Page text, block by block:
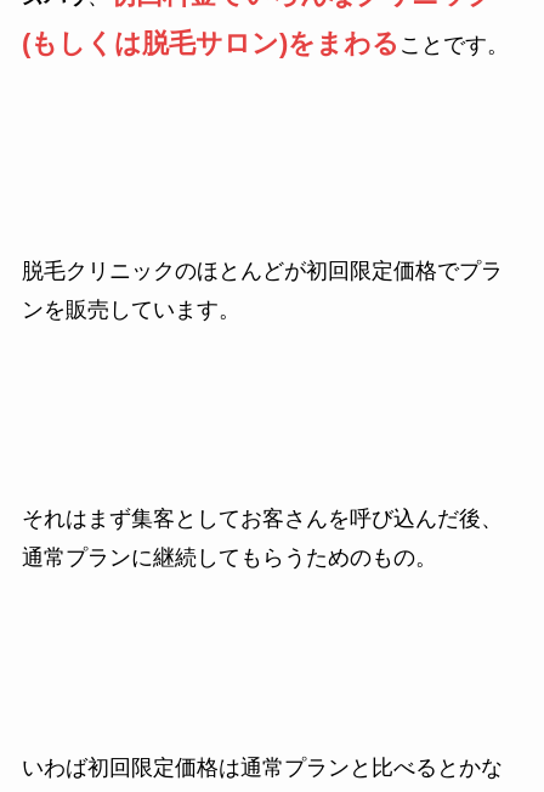
(もしくは脱毛サロン)をまわる ことです。
脱毛クリニックのほとんどが初回限定価格でプラ
ンを販売しています。
それはまず集客としてお客さんを呼び込んだ後、
通常プランに継続してもらうためのもの。
いわば初回限定価格は通常プランと比べるとかな